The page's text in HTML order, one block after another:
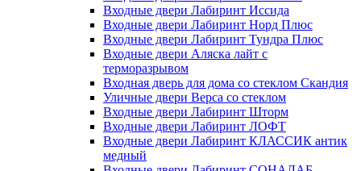
Входные двери Лабиринт Иссида
Входные двери Лабиринт Норд Плюс
Входные двери Лабиринт Тундра Плюс
Входные двери Аляска лайт с
терморазрывом
Входная дверь для дома со стеклом Скандия
Уличные двери Верса со стеклом
Входные двери Лабиринт Шторм
Входные двери Лабиринт ЛОФТ
Входные двери Лабиринт КЛАССИК антик
медный